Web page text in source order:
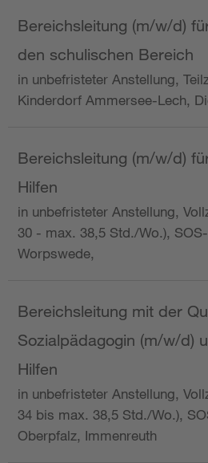
Bereichsleitung (m/w/d)
den schulischen Bereich
in unbefristeter Anstellung,
Kinderdorf Ammersee-Lech,
Bereichsleitung (m/w/d)
Hilfen
in unbefristeter Anstellung,
30 - max. 38,5 Std./Wo.),
Worpswede,
Bereichsleitung mit der
Sozialpädagogin (m/w/d)
Hilfen
in unbefristeter Anstellung,
34 bis max. 38,5 Std./Wo.),
Oberpfalz, Immenreuth